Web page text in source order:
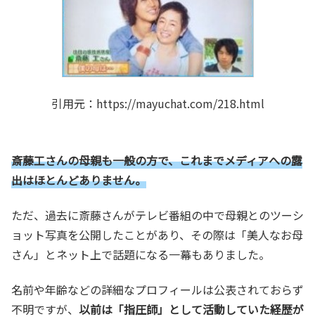
引用元：https://mayuchat.com/218.html
斎藤工さんの母親も一般の方で、これまでメディアへの露
出はほとんどありません。
ただ、過去に斎藤さんがテレビ番組の中で母親とのツーシ
ョット写真を公開したことがあり、その際は「美人なお母
さん」とネット上で話題になる一幕もありました。
名前や年齢などの詳細なプロフィールは公表されておらず
不明ですが、 以前は「指圧師」として活動していた経歴が